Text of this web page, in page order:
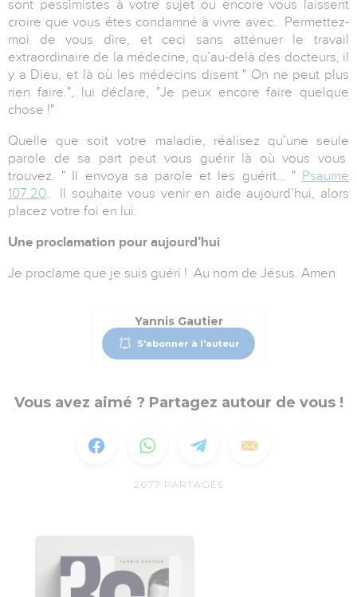
sont pessimistes à votre sujet ou encore vous laissent
croire que vous êtes condamné à vivre avec. Permettez-
moi de vous dire, et ceci sans atténuer le travail
extraordinaire de la médecine, qu’au-delà des docteurs, il
y a Dieu, et là où les médecins disent " On ne peut plus
rien faire.", lui déclare, "Je peux encore faire quelque
chose !"
Quelle que soit votre maladie, réalisez qu’une seule
parole de sa part peut vous guérir là où vous vous
trouvez. " Il envoya sa parole et les guérit… " Psaume
107.20. Il souhaite vous venir en aide aujourd’hui, alors
placez votre foi en lui.
Une proclamation pour aujourd’hui
Je proclame que je suis guéri ! Au nom de Jésus. Amen
Yannis Gautier
S'abonner à l'auteur
Vous avez aimé ? Partagez autour de vous !
2077 PARTAGES